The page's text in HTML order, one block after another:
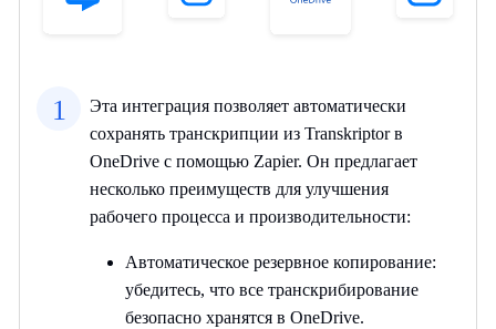
1
Эта интеграция позволяет автоматически
сохранять транскрипции из Transkriptor в
OneDrive с помощью Zapier. Он предлагает
несколько преимуществ для улучшения
рабочего процесса и производительности:
Автоматическое резервное копирование:
убедитесь, что все транскрибирование
безопасно хранятся в OneDrive.